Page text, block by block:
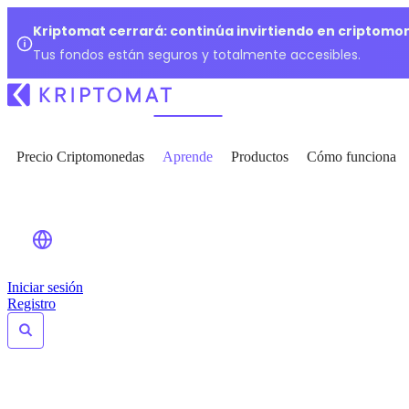
Kriptomat cerrará: continúa invirtiendo en
Tus fondos están seguros y totalmente accesibles.
Precio Criptomonedas Aprende Productos Cómo funciona
Iniciar sesión
Registro